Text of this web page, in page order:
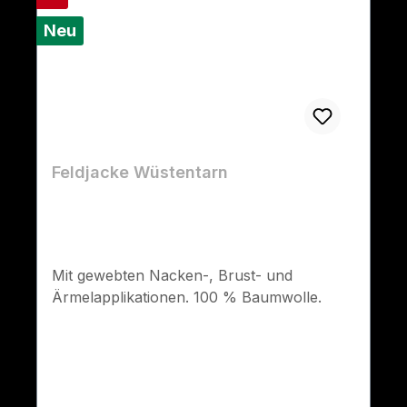
Neu
Feldjacke Wüstentarn
Mit gewebten Nacken-, Brust- und
Ärmelapplikationen. 100 % Baumwolle.